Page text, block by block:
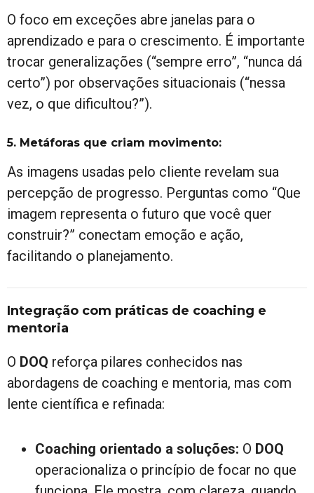
O foco em exceções abre janelas para o
aprendizado e para o crescimento. É importante
trocar generalizações (“sempre erro”, “nunca dá
certo”) por observações situacionais (“nessa
vez, o que dificultou?”).
5. Metáforas que criam movimento:
As imagens usadas pelo cliente revelam sua
percepção de progresso. Perguntas como “Que
imagem representa o futuro que você quer
construir?” conectam emoção e ação,
facilitando o planejamento.
Integração com práticas de coaching e
mentoria
O DOQ reforça pilares conhecidos nas
abordagens de coaching e mentoria, mas com
lente científica e refinada:
Coaching orientado a soluções: O DOQ
operacionaliza o princípio de focar no que